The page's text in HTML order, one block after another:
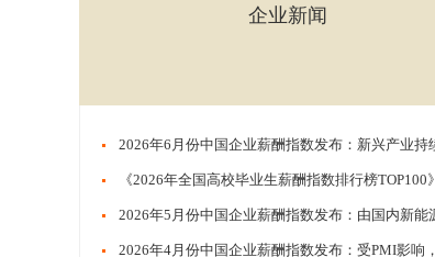
企业新闻
《2026年全国高校毕业生薪酬指数排行榜TOP100》